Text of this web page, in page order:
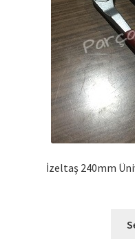
İzeltaş 240mm